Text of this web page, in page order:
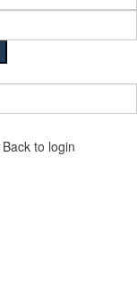
Back to login